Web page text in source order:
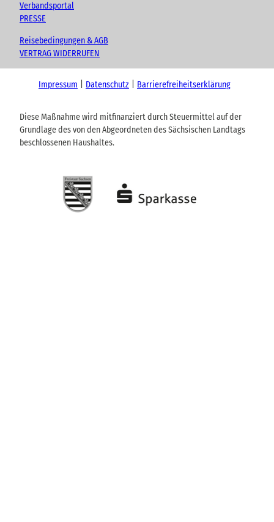
Verbandsportal
PRESSE
Reisebedingungen & AGB
VERTRAG WIDERRUFEN
Impressum Datenschutz Barrierefreiheitserklärung
Diese Maßnahme wird mitfinanziert durch Steuermittel auf der
Grundlage des von den Abgeordneten des Sächsischen Landtags
beschlossenen Haushaltes.